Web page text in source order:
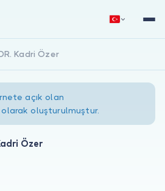
Kadri Özer
açık olan
oluşturulmuştur.
Özer